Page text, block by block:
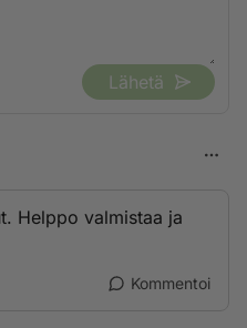
Lähetä
Helppo valmistaa ja
Kommentoi